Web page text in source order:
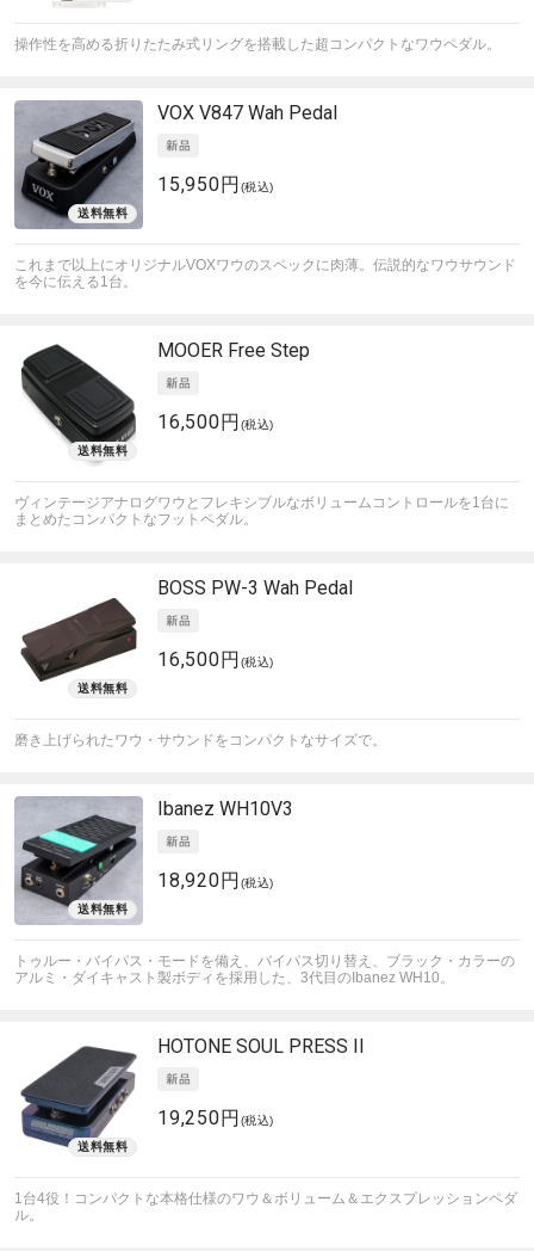
操作性を高める折りたたみ式リングを搭載した超コンパクトなワウペダル。
VOX V847 Wah Pedal
15,950円 (税込)
これまで以上にオリジナルVOXワウのスペックに肉薄。伝説的なワウサウンド
を今に伝える1台。
MOOER Free Step
16,500円 (税込)
ヴィンテージアナログワウとフレキシブルなボリュームコントロールを1台に
まとめたコンパクトなフットペダル。
BOSS PW-3 Wah Pedal
16,500円 (税込)
磨き上げられたワウ・サウンドをコンパクトなサイズで。
Ibanez WH10V3
18,920円 (税込)
トゥルー・バイパス・モードを備え、バイパス切り替え、ブラック・カラーの
アルミ・ダイキャスト製ボディを採用した、3代目のIbanez WH10。
HOTONE SOUL PRESS II
19,250円 (税込)
1台4役！コンパクトな本格仕様のワウ＆ボリューム＆エクスプレッションペダ
ル。